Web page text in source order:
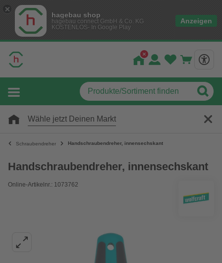
hagebau shop
hagebau connect GmbH & Co. KG
KOSTENLOS- In Google Play
Anzeigen
Wähle jetzt Deinen Markt
Schraubendreher Handschraubendreher, innensechskant
Handschraubendreher, innensechskant
Online-Artikelnr.: 1073762